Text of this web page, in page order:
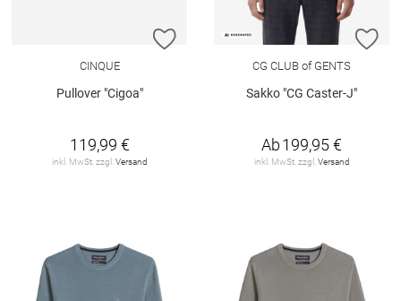
ZUR WUNSCHLISTE HINZUFÜGEN
CINQUE
Pullover "Cigoa"
119,99 €
inkl. MwSt. zzgl. Versand
CG CLUB of GENTS
Sakko "CG Caster-J"
Ab199,95 €
inkl. MwSt. zzgl. Versand